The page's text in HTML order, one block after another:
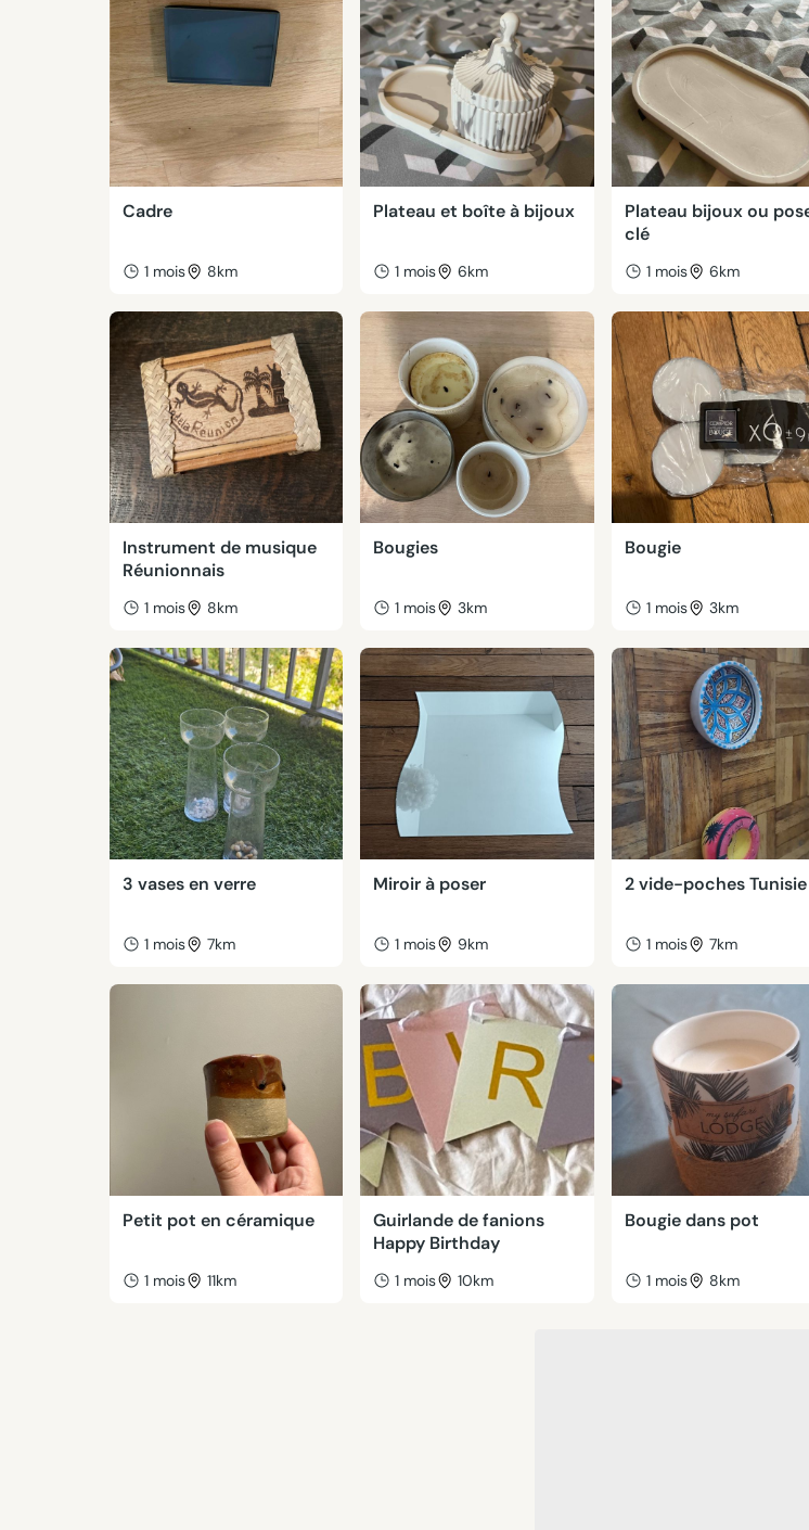
Cadre
1 mois 8km
Plateau et boîte à bijoux
1 mois 6km
Plateau bijoux ou
clé
1 mois 6km
Instrument de musique
Réunionnais
1 mois 8km
Bougies
1 mois 3km
Bougie
1 mois 3km
3 vases en verre
1 mois 7km
Miroir à poser
1 mois 9km
2 vide-poches Tunisie
1 mois 7km
Petit pot en céramique
1 mois 11km
Guirlande de fanions
Happy Birthday
1 mois 10km
Bougie dans pot
1 mois 8km